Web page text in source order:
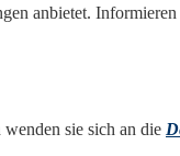
anbietet.
sie sich an die